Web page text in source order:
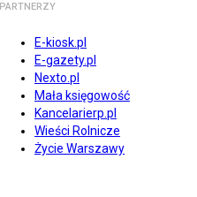
PARTNERZY
E-kiosk.pl
E-gazety.pl
Nexto.pl
Mała księgowość
Kancelarierp.pl
Wieści Rolnicze
Życie Warszawy